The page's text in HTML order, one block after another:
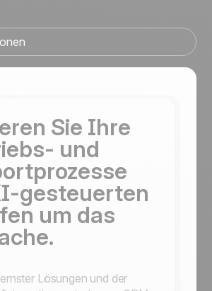
Sie Ihre
und
gesteuerten
um das
Lösungen und der